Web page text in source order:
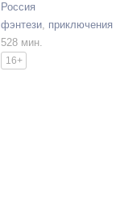
Россия
фэнтези, приключения
528 мин.
16+